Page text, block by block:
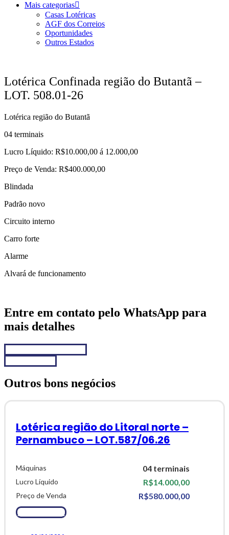
Mais categorias
Casas Lotéricas
AGF dos Correios
Oportunidades
Outros Estados
Lotérica Confinada região do Butantã –
LOT. 508.01-26
Lotérica região do Butantã
04 terminais
Lucro Líquido: R$10.000,00 á 12.000,00
Preço de Venda: R$400.000,00
Blindada
Padrão novo
Circuito interno
Carro forte
Alarme
Alvará de funcionamento
Entre em contato pelo WhatsApp para
mais detalhes
Outros bons negócios
Lotérica região do Litoral norte –
Pernambuco – LOT.587/06.26
Máquinas 04 terminais
Lucro Líquido R$14.000,00
Preço de Venda R$580.000,00
Ver Detalhes